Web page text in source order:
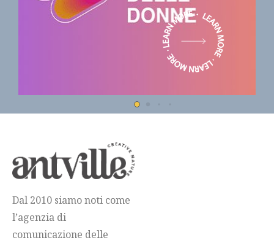
Dal 2010 siamo noti come
l’agenzia di
comunicazione delle